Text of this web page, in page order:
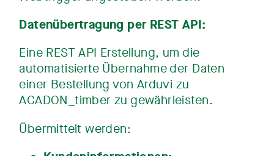
Datenübertragung per REST API:
Eine REST API Erstellung, um die
automatisierte Übernahme der Daten
einer Bestellung von Arduvi zu
ACADON_timber zu gewährleisten.
Übermittelt werden: